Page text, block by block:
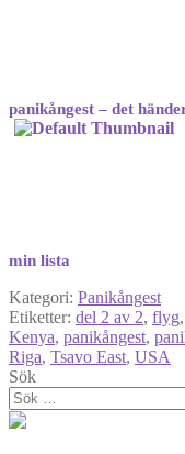
panikångest – det
min lista
Kategori: Panikångest
Etiketter: del 2 av 2, flyg,
Kenya, panikångest,
Riga, Tsavo East, USA
Sök
Sök
efter: